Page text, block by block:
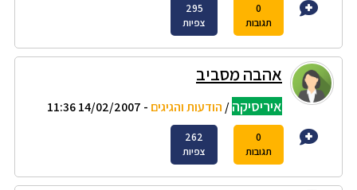
0
תגובות
295
צפיות
אהבה מסביב
איריסיקה/ הודעות והגיגים - 14/02/2007 11:36
0
תגובות
262
צפיות